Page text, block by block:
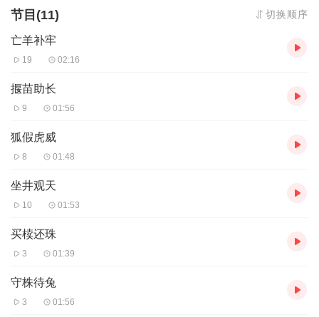
节目(11) 切换顺序
亡羊补牢
19 02:16
揠苗助长
9 01:56
狐假虎威
8 01:48
坐井观天
10 01:53
买椟还珠
3 01:39
守株待兔
3 01:56